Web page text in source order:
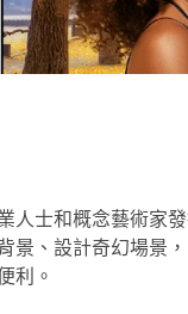
人士和概念藝術家
景、設計奇幻場景
利。